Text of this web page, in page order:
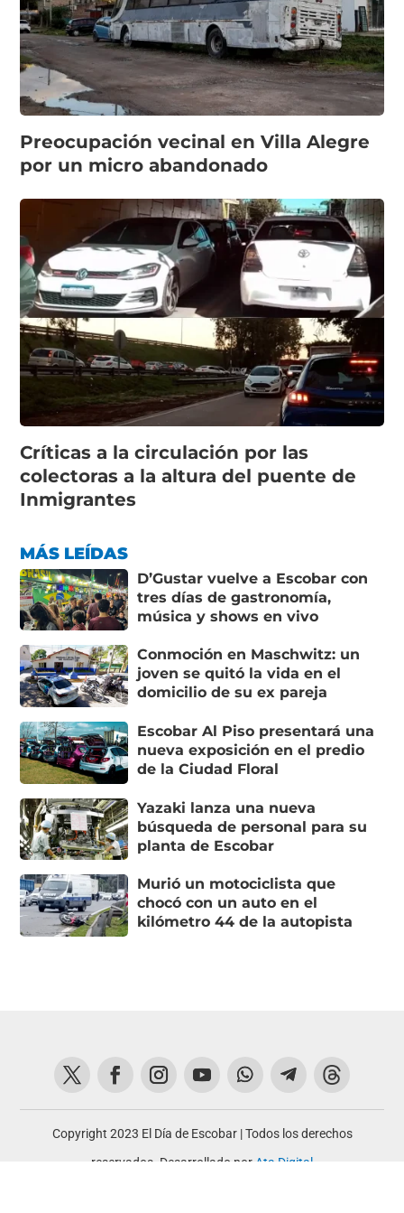
Preocupación vecinal en Villa Alegre
por un micro abandonado
Críticas a la circulación por las
colectoras a la altura del puente de
Inmigrantes
MÁS LEÍDAS
D’Gustar vuelve a Escobar con
tres días de gastronomía,
música y shows en vivo
Conmoción en Maschwitz: un
joven se quitó la vida en el
domicilio de su ex pareja
Escobar Al Piso presentará una
nueva exposición en el predio
de la Ciudad Floral
Yazaki lanza una nueva
búsqueda de personal para su
planta de Escobar
Murió un motociclista que
chocó con un auto en el
kilómetro 44 de la autopista
Copyright 2023 El Día de Escobar | Todos los derechos
reservados. Desarrollado por Ata Digital